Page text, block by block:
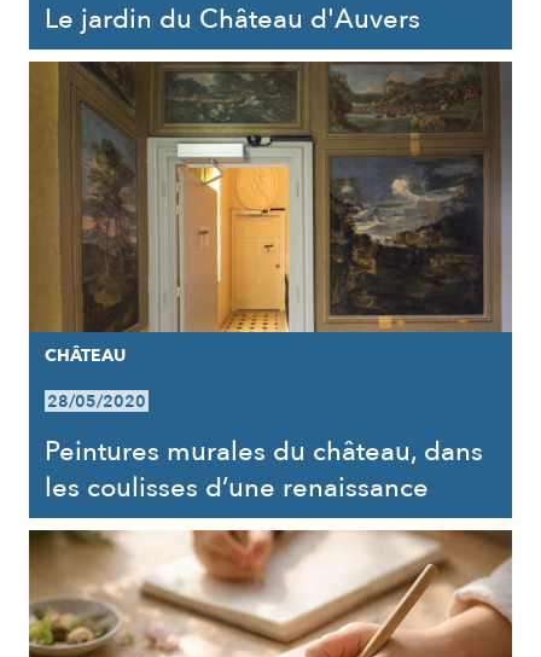
Le jardin du Château d'Auvers
CHÂTEAU
28/05/2020
Peintures murales du château, dans
les coulisses d’une renaissance